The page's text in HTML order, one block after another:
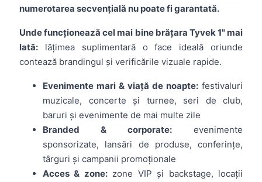
numerotarea secvențială nu poate fi garantată.
Unde funcționează cel mai bine brățara Tyvek 1" mai
lată: lățimea suplimentară o face ideală oriunde
contează brandingul și verificările vizuale rapide.
Evenimente mari & viață de noapte: festivaluri
muzicale, concerte și turnee, seri de club,
baruri și evenimente de mai multe zile
Branded & corporate: evenimente
sponsorizate, lansări de produse, conferințe,
târguri și campanii promoționale
Acces & zone:zone VIP și backstage, locații